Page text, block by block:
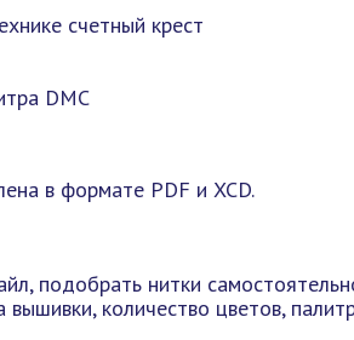
счетный крест
DMC
в формате PDF и XCD.
подобрать нитки
количество цветов,